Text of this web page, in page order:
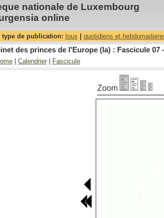
nationale de Luxembourg
online
de publication: tous quotidiens et
des princes de l'Europe (la) : Fascicule 07
| Calendrier| Fascicule
Zoom